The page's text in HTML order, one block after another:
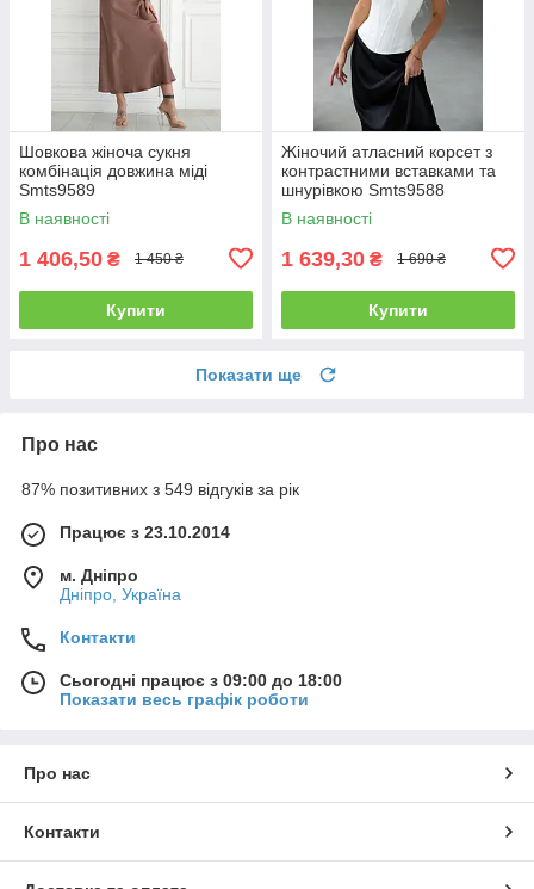
Шовкова жіноча сукня
комбінація довжина міді
Smts9589
В наявності
1 406,50 ₴ 1 450 ₴
Купити
Жіночий атласний корсет з
контрастними вставками та
шнурівкою Smts9588
В наявності
1 639,30 ₴ 1 690 ₴
Купити
Показати ще
Про нас
87% позитивних з 549 відгуків за рік
Працює з 23.10.2014
м. Дніпро
Дніпро, Україна
Контакти
Сьогодні працює з 09:00 до 18:00
Показати весь графік роботи
Про нас
Контакти